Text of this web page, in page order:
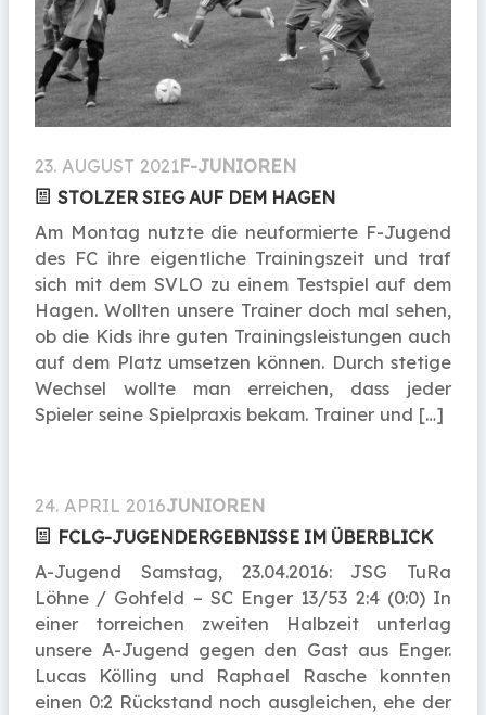
23. AUGUST 2021F-JUNIOREN
STOLZER SIEG AUF DEM HAGEN
Am Montag nutzte die neuformierte F-Jugend
des FC ihre eigentliche Trainingszeit und traf
sich mit dem SVLO zu einem Testspiel auf dem
Hagen. Wollten unsere Trainer doch mal sehen,
ob die Kids ihre guten Trainingsleistungen auch
auf dem Platz umsetzen können. Durch stetige
Wechsel wollte man erreichen, dass jeder
Spieler seine Spielpraxis bekam. Trainer und […]
24. APRIL 2016JUNIOREN
FCLG-JUGENDERGEBNISSE IM ÜBERBLICK
A-Jugend Samstag, 23.04.2016: JSG TuRa
Löhne / Gohfeld – SC Enger 13/53 2:4 (0:0) In
einer torreichen zweiten Halbzeit unterlag
unsere A-Jugend gegen den Gast aus Enger.
Lucas Kölling und Raphael Rasche konnten
einen 0:2 Rückstand noch ausgleichen, ehe der